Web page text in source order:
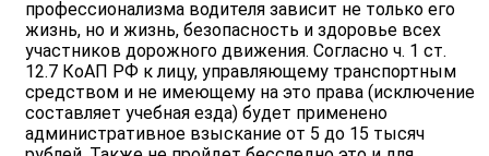
профессионализма водителя зависит не только его
жизнь, но и жизнь, безопасность и здоровье всех
участников дорожного движения. Согласно ч. 1 ст.
12.7 КоАП РФ к лицу, управляющему транспортным
средством и не имеющему на это права (исключение
составляет учебная езда) будет применено
административное взыскание от 5 до 15 тысяч